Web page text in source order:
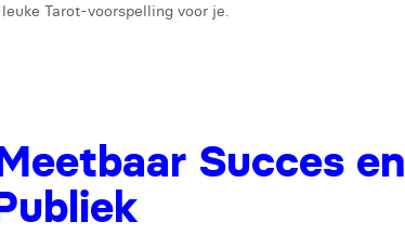
Tarot-voorspelling voor je.
Succes en